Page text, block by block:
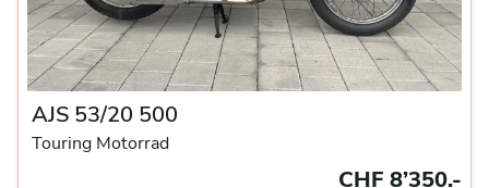
AJS 53/20 500
Touring Motorrad
CHF 8’350.-